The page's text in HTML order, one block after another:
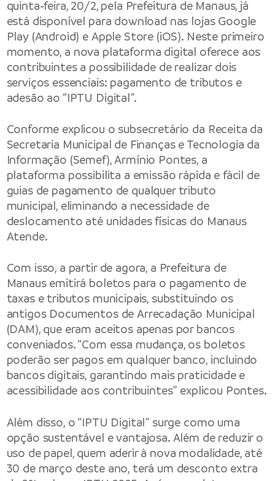
quinta-feira, 20/2, pela Prefeitura de Manaus, já
está disponível para download nas lojas Google
Play (Android) e Apple Store (iOS). Neste primeiro
momento, a nova plataforma digital oferece aos
contribuintes a possibilidade de realizar dois
serviços essenciais: pagamento de tributos e
adesão ao “IPTU Digital”.
Conforme explicou o subsecretário da Receita da
Secretaria Municipal de Finanças e Tecnologia da
Informação (Semef), Armínio Pontes, a
plataforma possibilita a emissão rápida e fácil de
guias de pagamento de qualquer tributo
municipal, eliminando a necessidade de
deslocamento até unidades físicas do Manaus
Atende.
Com isso, a partir de agora, a Prefeitura de
Manaus emitirá boletos para o pagamento de
taxas e tributos municipais, substituindo os
antigos Documentos de Arrecadação Municipal
(DAM), que eram aceitos apenas por bancos
conveniados. “Com essa mudança, os boletos
poderão ser pagos em qualquer banco, incluindo
bancos digitais, garantindo mais praticidade e
acessibilidade aos contribuintes” explicou Pontes.
Além disso, o “IPTU Digital” surge como uma
opção sustentável e vantajosa. Além de reduzir o
uso de papel, quem aderir à nova modalidade, até
30 de março deste ano, terá um desconto extra